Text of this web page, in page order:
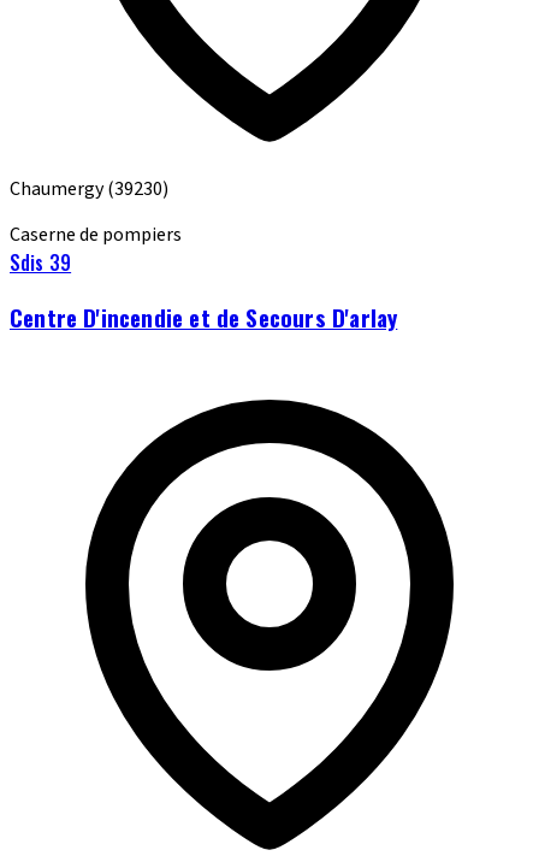
Chaumergy(39230)
Caserne de pompiers
Sdis 39
Centre D'incendie et de Secours D'arlay